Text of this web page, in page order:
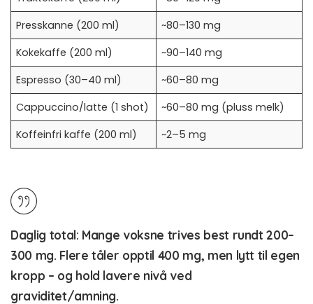
Presskanne (200 ml)
~80–130 mg
Kokekaffe (200 ml)
~90–140 mg
Espresso (30–40 ml)
~60–80 mg
Cappuccino/latte (1 shot)
~60–80 mg (pluss melk)
Koffeinfri kaffe (200 ml)
~2–5 mg
Daglig total: Mange voksne trives best rundt200–
300 mg. Flere tåler opptil 400 mg, men lytt til egen
kropp – og hold lavere nivå ved
graviditet/amning.